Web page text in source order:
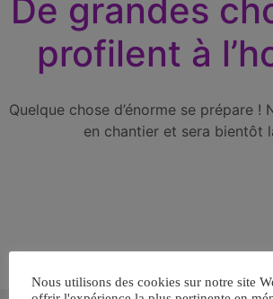
De grandes
profilent à
Quelque chose d’énorme se prépare !
en chantier et sera bientôt
Nous utilisons des cookies sur notre site